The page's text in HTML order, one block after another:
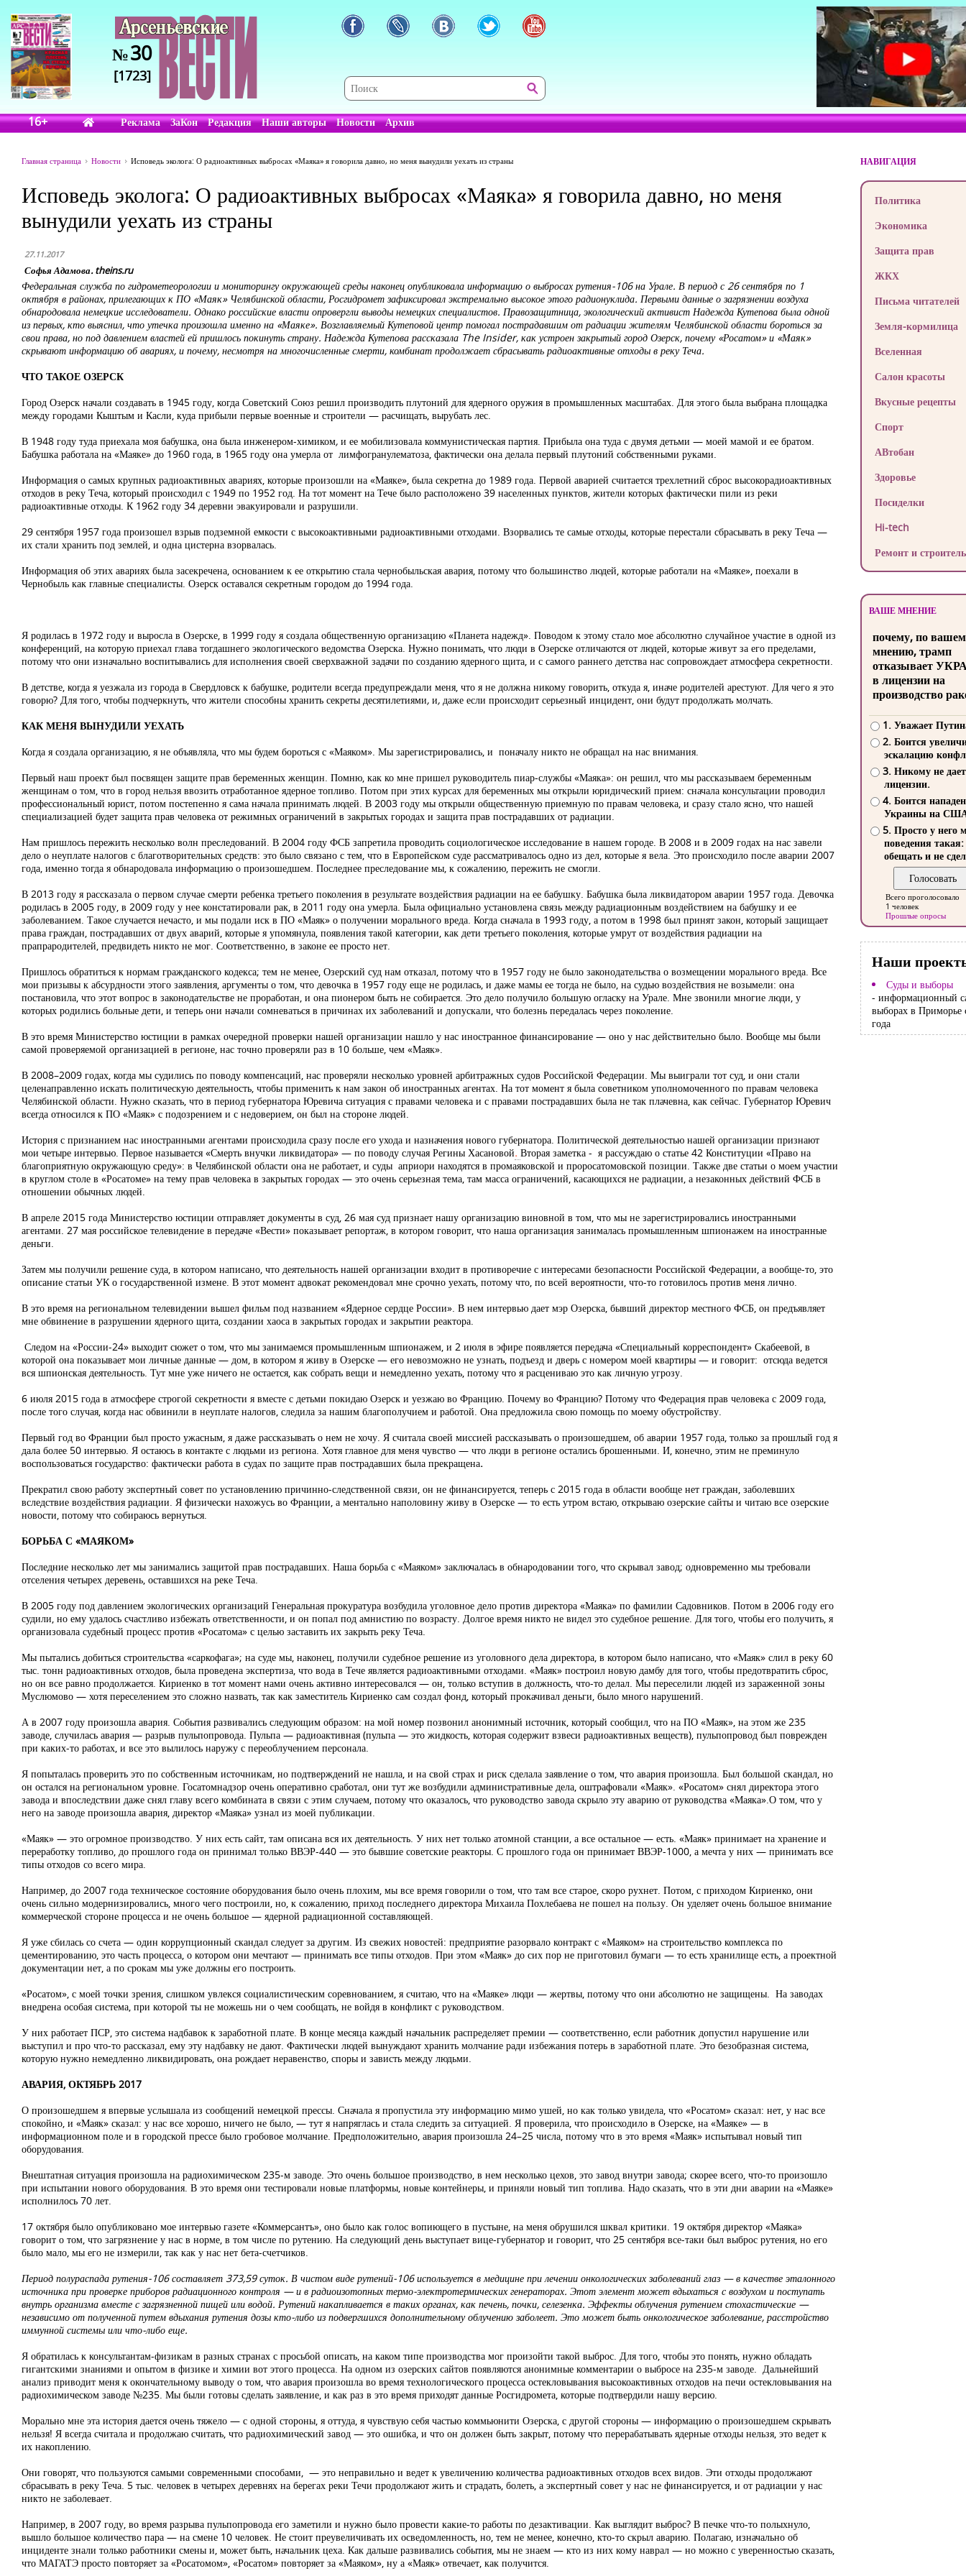
№30
[1723]
16+ Реклама ЗаКон Редакция Наши авторы Новости Архив
Главная страница Новости Исповедь эколога: О радиоактивных выбросах «Маяка» я говорила давно, но меня вынудили уехать из страны
Исповедь эколога: О радиоактивных выбросах «Маяка» я говорила давно, но меня
вынудили уехать из страны
27.11.2017
Софья Адамова. theins.ru
Федеральная служба по гидрометеорологии и мониторингу окружающей среды наконец опубликовала информацию о выбросах рутения-106 на Урале. В период с 26 сентября по 1
октября в районах, прилегающих к ПО «Маяк» Челябинской области, Росгидромет зафиксировал экстремально высокое этого радионуклида. Первыми данные о загрязнении воздуха
обнародовала немецкие исследователи. Однако российские власти опровергли выводы немецких специалистов. Правозащитница, экологический активист Надежда Кутепова была одной
из первых, кто выяснил, что утечка произошла именно на «Маяке». Возглавляемый Кутеповой центр помогал пострадавшим от радиации жителям Челябинской области бороться за
свои права, но под давлением властей ей пришлось покинуть страну. Надежда Кутепова рассказала The Insider, как устроен закрытый город Озерск, почему «Росатом» и «Маяк»
скрывают информацию об авариях, и почему, несмотря на многочисленные смерти, комбинат продолжает сбрасывать радиоактивные отходы в реку Теча.
ЧТО ТАКОЕ ОЗЕРСК
Город Озерск начали создавать в 1945 году, когда Советский Союз решил производить плутоний для ядерного оружия в промышленных масштабах. Для этого была выбрана площадка
между городами Кыштым и Касли, куда прибыли первые военные и строители — расчищать, вырубать лес.
В 1948 году туда приехала моя бабушка, она была инженером-химиком, и ее мобилизовала коммунистическая партия. Прибыла она туда с двумя детьми — моей мамой и ее братом.
Бабушка работала на «Маяке» до 1960 года, в 1965 году она умерла от лимфогранулематоза, фактически она делала первый плутоний собственными руками.
Информация о самых крупных радиоактивных авариях, которые произошли на «Маяке», была секретна до 1989 года. Первой аварией считается трехлетний сброс высокорадиоактивных
отходов в реку Теча, который происходил с 1949 по 1952 год. На тот момент на Тече было расположено 39 населенных пунктов, жители которых фактически пили из реки
радиоактивные отходы. К 1962 году 34 деревни эвакуировали и разрушили.
29 сентября 1957 года произошел взрыв подземной емкости с высокоактивными радиоактивными отходами. Взорвались те самые отходы, которые перестали сбрасывать в реку Теча —
их стали хранить под землей, и одна цистерна взорвалась.
Информация об этих авариях была засекречена, основанием к ее открытию стала чернобыльская авария, потому что большинство людей, которые работали на «Маяке», поехали в
Чернобыль как главные специалисты. Озерск оставался секретным городом до 1994 года.
Я родилась в 1972 году и выросла в Озерске, в 1999 году я создала общественную организацию «Планета надежд». Поводом к этому стало мое абсолютно случайное участие в одной из
конференций, на которую приехал глава тогдашнего экологического ведомства Озерска. Нужно понимать, что люди в Озерске отличаются от людей, которые живут за его пределами,
потому что они изначально воспитывались для исполнения своей сверхважной задачи по созданию ядерного щита, и с самого раннего детства нас сопровождает атмосфера секретности.
В детстве, когда я уезжала из города в Свердловск к бабушке, родители всегда предупреждали меня, что я не должна никому говорить, откуда я, иначе родителей арестуют. Для чего я это
говорю? Для того, чтобы подчеркнуть, что жители способны хранить секреты десятилетиями, и, даже если происходит серьезный инцидент, они будут продолжать молчать.
КАК МЕНЯ ВЫНУДИЛИ УЕХАТЬ
Когда я создала организацию, я не объявляла, что мы будем бороться с «Маяком». Мы зарегистрировались, и поначалу никто не обращал на нас внимания.
Первый наш проект был посвящен защите прав беременных женщин. Помню, как ко мне пришел руководитель пиар-службы «Маяка»: он решил, что мы рассказываем беременным
женщинам о том, что в город нельзя ввозить отработанное ядерное топливо. Потом при этих курсах для беременных мы открыли юридический прием: сначала консультации проводил
профессиональный юрист, потом постепенно я сама начала принимать людей. В 2003 году мы открыли общественную приемную по правам человека, и сразу стало ясно, что нашей
специализацией будет защита прав человека от режимных ограничений в закрытых городах и защита прав пострадавших от радиации.
Нам пришлось пережить несколько волн преследований. В 2004 году ФСБ запретила проводить социологическое исследование в нашем городе. В 2008 и в 2009 годах на нас завели
дело о неуплате налогов с благотворительных средств: это было связано с тем, что в Европейском суде рассматривалось одно из дел, которые я вела. Это происходило после аварии 2007
года, именно тогда я обнародовала информацию о произошедшем. Последнее преследование мы, к сожалению, пережить не смогли.
В 2013 году я рассказала о первом случае смерти ребенка третьего поколения в результате воздействия радиации на ее бабушку. Бабушка была ликвидатором аварии 1957 года. Девочка
родилась в 2005 году, в 2009 году у нее констатировали рак, в 2011 году она умерла. Была официально установлена связь между радиационным воздействием на бабушку и ее
заболеванием. Такое случается нечасто, и мы подали иск в ПО «Маяк» о получении морального вреда. Когда сначала в 1993 году, а потом в 1998 был принят закон, который защищает
права граждан, пострадавших от двух аварий, которые я упомянула, появления такой категории, как дети третьего поколения, которые умрут от воздействия радиации на
прапрародителей, предвидеть никто не мог. Соответственно, в законе ее просто нет.
Пришлось обратиться к нормам гражданского кодекса; тем не менее, Озерский суд нам отказал, потому что в 1957 году не было законодательства о возмещении морального вреда. Все
мои призывы к абсурдности этого заявления, аргументы о том, что девочка в 1957 году еще не родилась, и даже мамы ее тогда не было, на судью воздействия не возымели: она
постановила, что этот вопрос в законодательстве не проработан, и она пионером быть не собирается. Это дело получило большую огласку на Урале. Мне звонили многие люди, у
которых родились больные дети, и теперь они начали сомневаться в причинах их заболеваний и допускали, что болезнь передалась через поколение.
В это время Министерство юстиции в рамках очередной проверки нашей организации нашло у нас иностранное финансирование — оно у нас действительно было. Вообще мы были
самой проверяемой организацией в регионе, нас точно проверяли раз в 10 больше, чем «Маяк».
В 2008–2009 годах, когда мы судились по поводу компенсаций, нас проверяли несколько уровней арбитражных судов Российской Федерации. Мы выиграли тот суд, и они стали
целенаправленно искать политическую деятельность, чтобы применить к нам закон об иностранных агентах. На тот момент я была советником уполномоченного по правам человека
Челябинской области. Нужно сказать, что в период губернатора Юревича ситуация с правами человека и с правами пострадавших была не так плачевна, как сейчас. Губернатор Юревич
всегда относился к ПО «Маяк» с подозрением и с недоверием, он был на стороне людей.
История с признанием нас иностранными агентами происходила сразу после его ухода и назначения нового губернатора. Политической деятельностью нашей организации признают
мои четыре интервью. Первое называется «Смерть внучки ликвидатора» — по поводу случая Регины Хасановой. Вторая заметка - я рассуждаю о статье 42 Конституции «Право на
благоприятную окружающую среду»: в Челябинской области она не работает, и суды априори находятся в промаяковской и проросатомовской позиции. Также две статьи о моем участии
в круглом столе в «Росатоме» на тему прав человека в закрытых городах — это очень серьезная тема, там масса ограничений, касающихся не радиации, а незаконных действий ФСБ в
отношении обычных людей.
В апреле 2015 года Министерство юстиции отправляет документы в суд, 26 мая суд признает нашу организацию виновной в том, что мы не зарегистрировались иностранными
агентами. 27 мая российское телевидение в передаче «Вести» показывает репортаж, в котором говорит, что наша организация занималась промышленным шпионажем на иностранные
деньги.
Затем мы получили решение суда, в котором написано, что деятельность нашей организации входит в противоречие с интересами безопасности Российской Федерации, а вообще-то, это
описание статьи УК о государственной измене. В этот момент адвокат рекомендовал мне срочно уехать, потому что, по всей вероятности, что-то готовилось против меня лично.
В это время на региональном телевидении вышел фильм под названием «Ядерное сердце России». В нем интервью дает мэр Озерска, бывший директор местного ФСБ, он предъявляет
мне обвинение в разрушении ядерного щита, создании хаоса в закрытых городах и закрытии реактора.
Следом на «России-24» выходит сюжет о том, что мы занимаемся промышленным шпионажем, и 2 июля в эфире появляется передача «Специальный корреспондент» Скабеевой, в
которой она показывает мои личные данные — дом, в котором я живу в Озерске — его невозможно не узнать, подъезд и дверь с номером моей квартиры — и говорит: отсюда ведется
вся шпионская деятельность. Тут мне уже ничего не остается, как собрать вещи и немедленно уехать, потому что я расцениваю это как личную угрозу.
6 июля 2015 года в атмосфере строгой секретности я вместе с детьми покидаю Озерск и уезжаю во Францию. Почему во Францию? Потому что Федерация прав человека с 2009 года,
после того случая, когда нас обвинили в неуплате налогов, следила за нашим благополучием и работой. Она предложила свою помощь по моему обустройству.
Первый год во Франции был просто ужасным, я даже рассказывать о нем не хочу. Я считала своей миссией рассказывать о произошедшем, об аварии 1957 года, только за прошлый год я
дала более 50 интервью. Я остаюсь в контакте с людьми из региона. Хотя главное для меня чувство — что люди в регионе остались брошенными. И, конечно, этим не преминуло
воспользоваться государство: фактически работа в судах по защите прав пострадавших была прекращена.
Прекратил свою работу экспертный совет по установлению причинно-следственной связи, он не финансируется, теперь с 2015 года в области вообще нет граждан, заболевших
вследствие воздействия радиации. Я физически нахожусь во Франции, а ментально наполовину живу в Озерске — то есть утром встаю, открываю озерские сайты и читаю все озерские
новости, потому что собираюсь вернуться.
БОРЬБА С «МАЯКОМ»
Последние несколько лет мы занимались защитой прав пострадавших. Наша борьба с «Маяком» заключалась в обнародовании того, что скрывал завод; одновременно мы требовали
отселения четырех деревень, оставшихся на реке Теча.
В 2005 году под давлением экологических организаций Генеральная прокуратура возбудила уголовное дело против директора «Маяка» по фамилии Садовников. Потом в 2006 году его
судили, но ему удалось счастливо избежать ответственности, и он попал под амнистию по возрасту. Долгое время никто не видел это судебное решение. Для того, чтобы его получить, я
организовала судебный процесс против «Росатома» с целью заставить их закрыть реку Теча.
Мы пытались добиться строительства «саркофага»; на суде мы, наконец, получили судебное решение из уголовного дела директора, в котором было написано, что «Маяк» слил в реку 60
тыс. тонн радиоактивных отходов, была проведена экспертиза, что вода в Тече является радиоактивными отходами. «Маяк» построил новую дамбу для того, чтобы предотвратить сброс,
но он все равно продолжается. Кириенко в тот момент нами очень активно интересовался — он, только вступив в должность, что-то делал. Мы переселили людей из зараженной зоны
Муслюмово — хотя переселением это сложно назвать, так как заместитель Кириенко сам создал фонд, который прокачивал деньги, было много нарушений.
А в 2007 году произошла авария. События развивались следующим образом: на мой номер позвонил анонимный источник, который сообщил, что на ПО «Маяк», на этом же 235
заводе, случилась авария — разрыв пульпопровода. Пульпа — радиоактивная (пульпа — это жидкость, которая содержит взвеси радиоактивных веществ), пульпопровод был поврежден
при каких-то работах, и все это вылилось наружу с переоблучением персонала.
Я попыталась проверить это по собственным источникам, но подтверждений не нашла, и на свой страх и риск сделала заявление о том, что авария произошла. Был большой скандал, но
он остался на региональном уровне. Госатомнадзор очень оперативно сработал, они тут же возбудили административные дела, оштрафовали «Маяк». «Росатом» снял директора этого
завода и впоследствии даже снял главу всего комбината в связи с этим случаем, потому что оказалось, что руководство завода скрыло эту аварию от руководства «Маяка».О том, что у
него на заводе произошла авария, директор «Маяка» узнал из моей публикации.
«Маяк» — это огромное производство. У них есть сайт, там описана вся их деятельность. У них нет только атомной станции, а все остальное — есть. «Маяк» принимает на хранение и
переработку топливо, до прошлого года он принимал только ВВЭР-440 — это бывшие советские реакторы. С прошлого года он принимает ВВЭР-1000, а мечта у них — принимать все
типы отходов со всего мира.
Например, до 2007 года техническое состояние оборудования было очень плохим, мы все время говорили о том, что там все старое, скоро рухнет. Потом, с приходом Кириенко, они
очень сильно модернизировались, много чего построили, но, к сожалению, приход последнего директора Михаила Похлебаева не пошел на пользу. Он уделяет очень большое внимание
коммерческой стороне процесса и не очень большое — ядерной радиационной составляющей.
Я уже сбилась со счета — один коррупционный скандал следует за другим. Из свежих новостей: предприятие разорвало контракт с «Маяком» на строительство комплекса по
цементированию, это часть процесса, о котором они мечтают — принимать все типы отходов. При этом «Маяк» до сих пор не приготовил бумаги — то есть хранилище есть, а проектной
документации нет, а по срокам мы уже должны его построить.
«Росатом», с моей точки зрения, слишком увлекся социалистическим соревнованием, я считаю, что на «Маяке» люди — жертвы, потому что они абсолютно не защищены. На заводах
внедрена особая система, при которой ты не можешь ни о чем сообщать, не войдя в конфликт с руководством.
У них работает ПСР, это система надбавок к заработной плате. В конце месяца каждый начальник распределяет премии — соответственно, если работник допустил нарушение или
выступил и про что-то рассказал, ему эту надбавку не дают. Фактически людей вынуждают хранить молчание ради избежания потерь в заработной плате. Это безобразная система,
которую нужно немедленно ликвидировать, она рождает неравенство, споры и зависть между людьми.
АВАРИЯ, ОКТЯБРЬ 2017
О произошедшем я впервые услышала из сообщений немецкой прессы. Сначала я пропустила эту информацию мимо ушей, но как только увидела, что «Росатом» сказал: нет, у нас все
спокойно, и «Маяк» сказал: у нас все хорошо, ничего не было, — тут я напряглась и стала следить за ситуацией. Я проверила, что происходило в Озерске, на «Маяке» — в
информационном поле и в городской прессе было гробовое молчание. Предположительно, авария произошла 24–25 числа, потому что в это время «Маяк» испытывал новый тип
оборудования.
Внештатная ситуация произошла на радиохимическом 235-м заводе. Это очень большое производство, в нем несколько цехов, это завод внутри завода; скорее всего, что-то произошло
при испытании нового оборудования. В это время они тестировали новые платформы, новые контейнеры, и приняли новый тип топлива. Надо сказать, что в эти дни аварии на «Маяке»
исполнилось 70 лет.
17 октября было опубликовано мое интервью газете «Коммерсантъ», оно было как голос вопиющего в пустыне, на меня обрушился шквал критики. 19 октября директор «Маяка»
говорит о том, что загрязнение у нас в норме, в том числе по рутению. На следующий день выступает вице-губернатор и говорит, что 25 сентября все-таки был выброс рутения, но его
было мало, мы его не измерили, так как у нас нет бета-счетчиков.
Период полураспада рутения-106 составляет 373,59 суток. В чистом виде рутений-106 используется в медицине при лечении онкологических заболеваний глаз — в качестве эталонного
источника при проверке приборов радиационного контроля — и в радиоизотопных термо-электротермических генераторах. Этот элемент может вдыхаться с воздухом и поступать
внутрь организма вместе с загрязненной пищей или водой. Рутений накапливается в таких органах, как печень, почки, селезенка. Эффекты облучения рутением стохастические —
независимо от полученной путем вдыхания рутения дозы кто-либо из подвергшихся дополнительному облучению заболеет. Это может быть онкологическое заболевание, расстройство
иммунной системы или что-либо еще.
Я обратилась к консультантам-физикам в разных странах с просьбой описать, на каком типе производства мог произойти такой выброс. Для того, чтобы это понять, нужно обладать
гигантскими знаниями и опытом в физике и химии вот этого процесса. На одном из озерских сайтов появляются анонимные комментарии о выбросе на 235-м заводе. Дальнейший
анализ приводит меня к окончательному выводу о том, что авария произошла во время технологического процесса остекловывания высокоактивных отходов на печи остекловывания на
радиохимическом заводе №235. Мы были готовы сделать заявление, и как раз в это время приходят данные Росгидромета, которые подтвердили нашу версию.
Морально мне эта история дается очень тяжело — с одной стороны, я оттуда, я чувствую себя частью коммьюнити Озерска, с другой стороны — информацию о произошедшем скрывать
нельзя! Я всегда считала и продолжаю считать, что радиохимический завод — это ошибка, и что он должен быть закрыт, потому что перерабатывать ядерные отходы нельзя, это ведет к
их накоплению.
Они говорят, что пользуются самыми современными способами, — это неправильно и ведет к увеличению количества радиоактивных отходов всех видов. Эти отходы продолжают
сбрасывать в реку Теча. 5 тыс. человек в четырех деревнях на берегах реки Течи продолжают жить и страдать, болеть, а экспертный совет у нас не финансируется, и от радиации у нас
никто не заболевает.
Например, в 2007 году, во время разрыва пульпопровода его заметили и нужно было провести какие-то работы по дезактивации. Как выглядит выброс? В печке что-то полыхнуло,
вышло большое количество пара — на смене 10 человек. Не стоит преувеличивать их осведомленность, но, тем не менее, конечно, кто-то скрыл аварию. Полагаю, изначально об
инциденте знали только работники смены и, может быть, начальник цеха. Как дальше развивались события, мы не знаем — кто из них кому наврал — но можно с уверенностью сказать,
что МАГАТЭ просто повторяет за «Росатомом», «Росатом» повторяет за «Маяком», ну а «Маяк» отвечает, как получится.
НАВИГАЦИЯ
Политика
Экономика
Защита прав
ЖКХ
Письма читателей
Земля-кормилица
Вселенная
Салон красоты
Вкусные рецепты
Спорт
АВтобан
Здоровье
Посиделки
Hi-tech
Ремонт и
ВАШЕ МНЕНИЕ
почему, по
мнению, трамп
отказывает
в лицензии на
производство
1. Уважает
2. Боится
эскалацию
3. Никому не
лицензии.
4. Боится
Украины на
5. Просто у него
поведения такая:
обещать и не
Всего проголосовало
1 человек
Прошлые опросы
Наши
Суды и выборы
- информационный
выборах в Приморье
года